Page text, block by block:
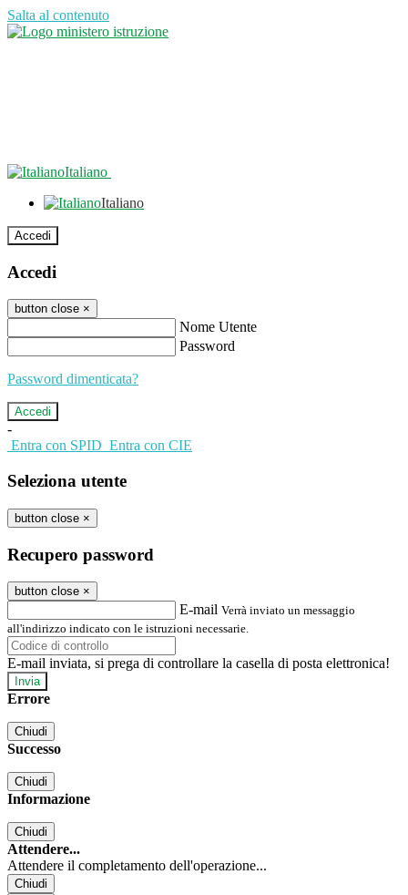
Salta al contenuto
Italiano
Italiano
Accedi
Accedi
button close ×
Nome Utente
Password
Password dimenticata?
-
Entra con SPID Entra con CIE
Seleziona utente
button close ×
Recupero password
button close ×
E-mail Verrà inviato un messaggio
all'indirizzo indicato con le istruzioni necessarie.
E-mail inviata, si prega di controllare la casella di posta elettronica!
Errore
Chiudi
Successo
Chiudi
Informazione
Chiudi
Attendere...
Attendere il completamento dell'operazione...
Chiudi